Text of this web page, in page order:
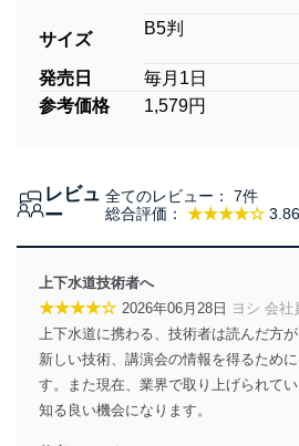
サイズ
B5判
発売日
毎月1日
参考価格
1,579円
レビュ
ー
総合評価： ★★★★☆ 3.86
全てのレビュー： 7件
上下水道技術者へ
★★★★☆ 2026年06月28日 ヨシ 会社
上下水道に携わる、技術者は読んだ方
新しい技術、講演会の情報を得るため
す。また現在、業界で取り上げられて
知る良い機会になります。